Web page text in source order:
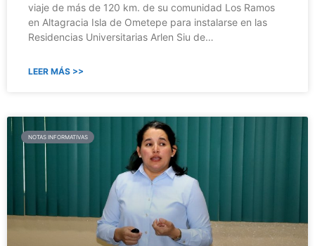
viaje de más de 120 km. de su comunidad Los Ramos
en Altagracia Isla de Ometepe para instalarse en las
Residencias Universitarias Arlen Siu de…
LEER MÁS >>
NOTAS INFORMATIVAS